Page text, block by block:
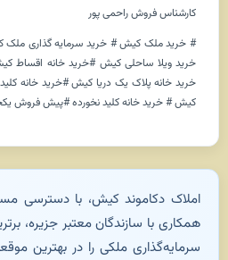
کارشناس فروش راحمی پور
# خرید ملک کیش # خرید سرمایه گذاری
خرید ویلا ساحلی کیش #خرید خانه اقساط
خرید خانه پلاک یک دریا کیش #خرید خانه
کیش # خرید خانه کلید نخورده #پیش فروش
املاک دکاموند کیش، با دسترسی
همکاری با سازندگان معتبر جزیره،
سرمایه‌گذاری ملکی را در بهترین